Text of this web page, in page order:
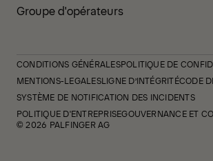
Groupe d'opérateurs
CONDITIONS GÉNÉRALESPOLITIQUE DE
MENTIONS-LEGALESLIGNE D’INTÉGRITÉCODE
SYSTÈME DE NOTIFICATION DES INCIDENTS
POLITIQUE D'ENTREPRISEGOUVERNANCE ET
© 2026 PALFINGER AG